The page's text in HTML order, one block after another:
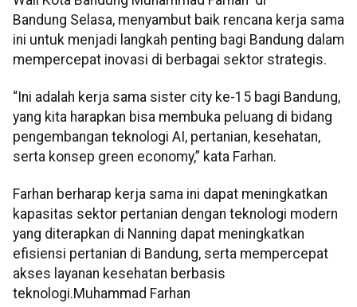
Bandung Selasa, menyambut baik rencana kerja sama
ini untuk menjadi langkah penting bagi Bandung dalam
mempercepat inovasi di berbagai sektor strategis.
“Ini adalah kerja sama sister city ke-15 bagi Bandung,
yang kita harapkan bisa membuka peluang di bidang
pengembangan teknologi AI, pertanian, kesehatan,
serta konsep green economy,” kata Farhan.
Farhan berharap kerja sama ini dapat meningkatkan
kapasitas sektor pertanian dengan teknologi modern
yang diterapkan di Nanning dapat meningkatkan
efisiensi pertanian di Bandung, serta mempercepat
akses layanan kesehatan berbasis
teknologi.Muhammad Farhan